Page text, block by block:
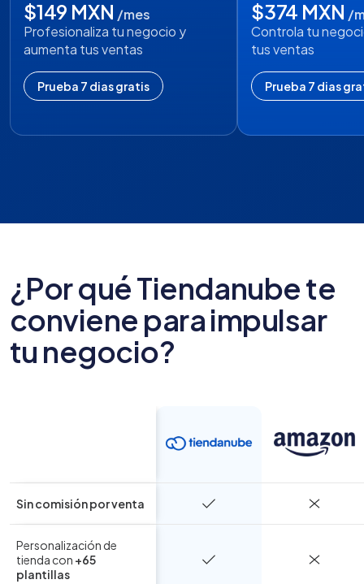
$149 MXN /mes
Profesionaliza tu negocio y
aumenta tus ventas
Prueba 7 dias gratis
$374 MXN /
Controla tu
tus ventas
Prueba 7 dias
¿Por qué Tiendanube te
conviene para impulsar
tu negocio?
Sin comisiónpor venta
Personalización de
tienda con +65
plantillas